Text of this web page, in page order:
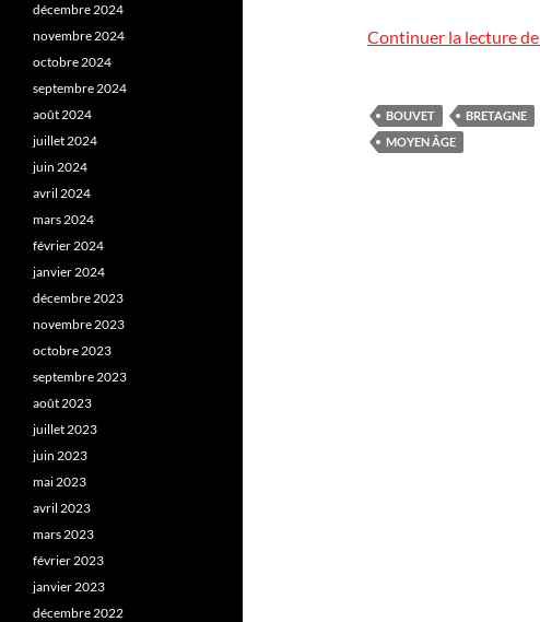
Continuer la lecture de
BOUVET BRETAGNE
MOYEN ÂGE
décembre 2024
novembre 2024
octobre 2024
septembre 2024
août 2024
juillet 2024
juin 2024
avril 2024
mars 2024
février 2024
janvier 2024
décembre 2023
novembre 2023
octobre 2023
septembre 2023
août 2023
juillet 2023
juin 2023
mai 2023
avril 2023
mars 2023
février 2023
janvier 2023
décembre 2022